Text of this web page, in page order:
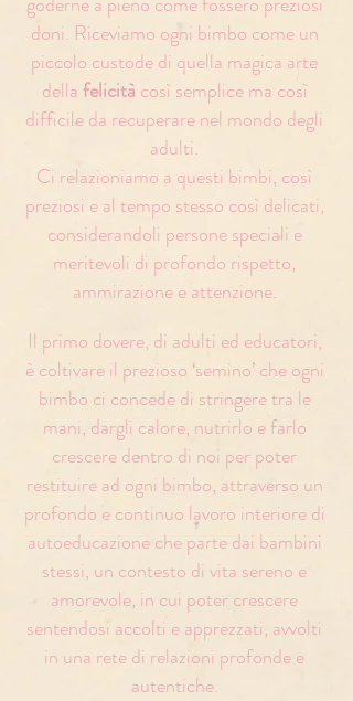
doni. Riceviamo ogni bimbo come un
piccolo custode di quella magica arte
della felicità così semplice ma così
difficile da recuperare nel mondo degli
adulti.
Ci relazioniamo a questi bimbi, così
preziosi e al tempo stesso così delicati,
considerandoli persone speciali e
meritevoli di profondo rispetto,
ammirazione e attenzione.
Il primo dovere, di adulti ed educatori,
è coltivare il prezioso ‘semino’ che ogni
bimbo ci concede di stringere tra le
mani, dargli calore, nutrirlo e farlo
crescere dentro di noi per poter
restituire ad ogni bimbo, attraverso un
profondo e continuo lavoro interiore di
autoeducazione che parte dai bambini
stessi, un contesto di vita sereno e
amorevole, in cui poter crescere
sentendosi accolti e apprezzati, avvolti
in una rete di relazioni profonde e
autentiche.